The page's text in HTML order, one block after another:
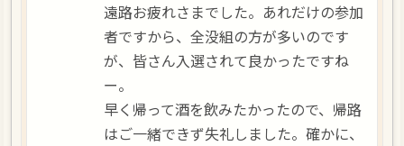
遠路お疲れさまでした。あれだけの参加
者ですから、全没組の方が多いのです
が、皆さん入選されて良かったですね
ー。
早く帰って酒を飲みたかったので、帰路
はご一緒できず失礼しました。確かに、